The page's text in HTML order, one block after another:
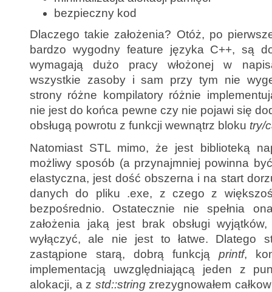
bezpieczny kod
Dlaczego takie założenia? Otóż, po
bardzo wygodny feature języka C++, są
wymagają dużo pracy włożonej w
wszystkie zasoby i sam przy tym nie
strony różne kompilatory różnie
nie jest do końca pewne czy nie pojawi się
obsługą powrotu z funkcji wewnątrz bloku try/
Natomiast STL mimo, że jest biblioteką
możliwy sposób (a przynajmniej powinna
elastyczna, jest dość obszerna i na start
danych do pliku .exe, z czego z
bezpośrednio. Ostatecznie nie spełnia
założenia jaką jest brak obsługi
wyłączyć, ale nie jest to łatwe. Dlatego
zastąpione starą, dobrą funkcją printf,
implementacją uwzględniającą jeden z
alokacji, a z std::stringzrezygnowałem